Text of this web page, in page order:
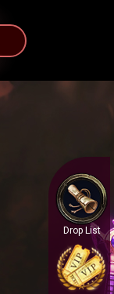
Drop List